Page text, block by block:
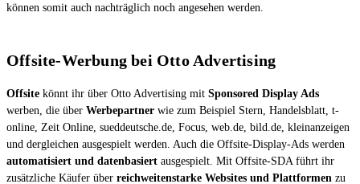
können somit auch nachträglich noch angesehen werden.
Offsite-Werbung bei Otto Advertising
Offsite könnt ihr über Otto Advertising mit Sponsored Display Ads
werben, die über Werbepartner wie zum Beispiel Stern, Handelsblatt, t-
online, Zeit Online, sueddeutsche.de, Focus, web.de, bild.de, kleinanzeigen
und dergleichen ausgespielt werden. Auch die Offsite-Display-Ads werden
automatisiert und datenbasiert ausgespielt. Mit Offsite-SDA führt ihr
zusätzliche Käufer über reichweitenstarke Websites und Plattformen zu